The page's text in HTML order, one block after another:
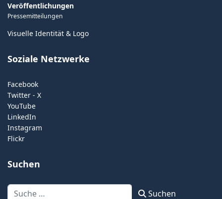
Veröffentlichungen
Pressemitteilungen
Visuelle Identität & Logo
Soziale Netzwerke
Facebook
Twitter - X
YouTube
LinkedIn
Instagram
Flickr
Suchen
Suchen Suchen